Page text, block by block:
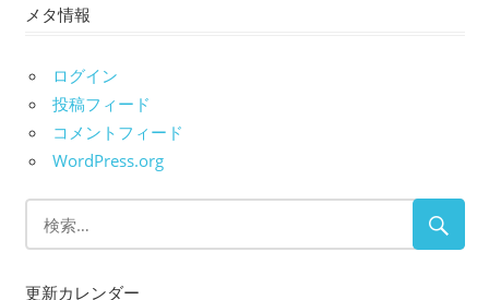
カ
ブ
メタ情報
ログイン
投稿フィード
コメントフィード
WordPress.org
更新カレンダー